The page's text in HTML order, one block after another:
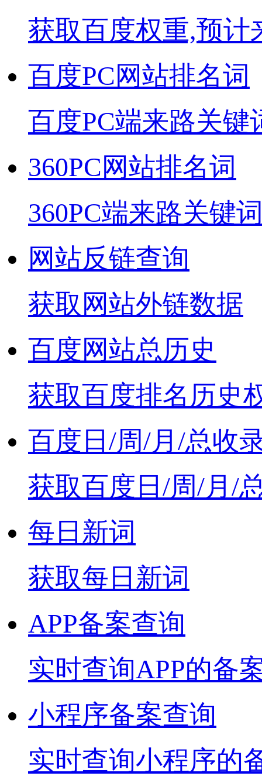
获取百度权重,预计
百度PC网站排名词
百度PC端来路关键
360PC网站排名词
360PC端来路关键
网站反链查询
获取网站外链数据
百度网站总历史
获取百度排名历史
百度日/周/月/总收
获取百度日/周/月/
每日新词
获取每日新词
APP备案查询
实时查询APP的备
小程序备案查询
实时查询小程序的